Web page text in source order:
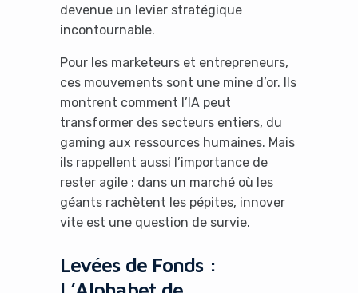
devenue un levier stratégique
incontournable.
Pour les marketeurs et entrepreneurs,
ces mouvements sont une mine d’or. Ils
montrent comment l’IA peut
transformer des secteurs entiers, du
gaming aux ressources humaines. Mais
ils rappellent aussi l’importance de
rester agile : dans un marché où les
géants rachètent les pépites, innover
vite est une question de survie.
Levées de Fonds :